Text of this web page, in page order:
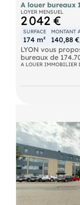
A louer bureaux
LOYER MENSUEL
2 042 €
SURFACE
174 m²
MONTANT
140,88
LYON vous
bureaux de
immeuble
A LOUER IMMOBILIER